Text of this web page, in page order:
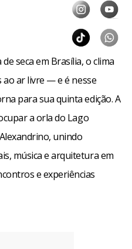
seca em Brasília, o clima
ao ar livre — e é nesse
para sua quinta edição. A
a orla do Lago
unindo
música e arquitetura em
e experiências